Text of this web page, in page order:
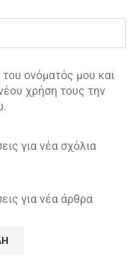
ονόματός μου και
χρήση τους την
για νέα σχόλια
για νέα άρθρα